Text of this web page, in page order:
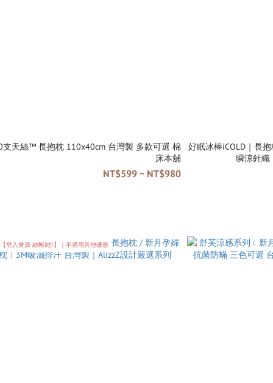
絲™ 長抱枕 110x40cm 台灣製 多款可選 棉
床本舖
NT$599 ~ NT$980
好眠冰棒iCOLD｜長抱枕
【登入會員 結帳8折】｜不適用其他優惠